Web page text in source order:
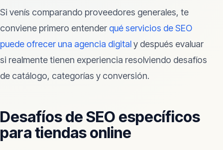
Si venís comparando proveedores generales, te
conviene primero entender qué servicios de SEO
puede ofrecer una agencia digitaly después evaluar
si realmente tienen experiencia resolviendo desafíos
de catálogo, categorías y conversión.
Desafíos de SEO específicos
para tiendas online